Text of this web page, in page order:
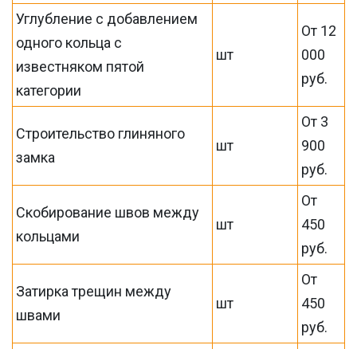
Углубление с добавлением
одного кольца с
известняком пятой
категории
шт
От 12
000
руб.
Строительство глиняного
замка
шт
От 3
900
руб.
Скобирование швов между
кольцами
шт
От
450
руб.
Затирка трещин между
швами
шт
От
450
руб.